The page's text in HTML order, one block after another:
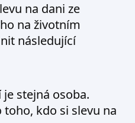
na dani ze
na životním
následující
stejná osoba.
toho, kdo si slevu na